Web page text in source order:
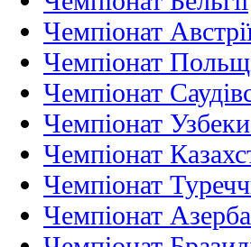
Чемпіонат
Чемпіонат
Чемпіонат
Чемпіонат
Чемпіонат
Чемпіонат
Чемпіонат